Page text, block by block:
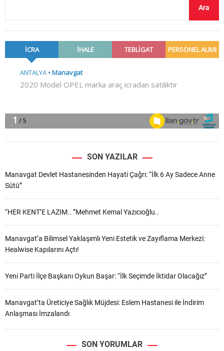
Ara
SON YAZILAR
Manavgat Devlet Hastanesinden Hayati Çağrı: “İlk 6 Ay Sadece Anne
Sütü”
“HER KENT’E LAZIM.. ”Mehmet Kemal Yazıcıoğlu..
Manavgat’a Bilimsel Yaklaşımlı Yeni Estetik ve Zayıflama Merkezi:
Healwise Kapılarını Açtı!
Yeni Parti İlçe Başkanı Oykun Başar: “İlk Seçimde İktidar Olacağız”
Manavgat’ta Üreticiye Sağlık Müjdesi: Eslem Hastanesi ile İndirim
Anlaşması İmzalandı
SON YORUMLAR